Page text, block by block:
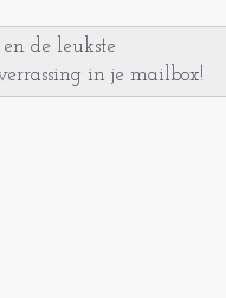
de leukste
in je mailbox!